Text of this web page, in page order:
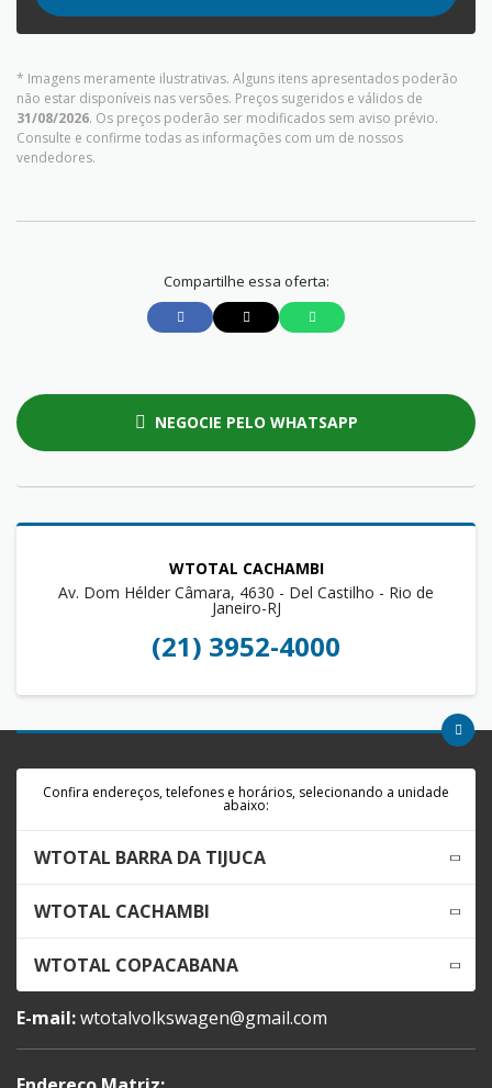
* Imagens meramente ilustrativas. Alguns itens apresentados poderão
não estar disponíveis nas versões. Preços sugeridos e válidos de
31/08/2026. Os preços poderão ser modificados sem aviso prévio.
Consulte e confirme todas as informações com um de nossos
vendedores.
Compartilhe essa oferta:
NEGOCIE PELO WHATSAPP
WTOTAL CACHAMBI
Av. Dom Hélder Câmara, 4630 - Del Castilho - Rio de
Janeiro-RJ
(21) 3952-4000
Confira endereços, telefones e horários, selecionando a unidade
abaixo:
WTOTAL BARRA DA TIJUCA
WTOTAL CACHAMBI
WTOTAL COPACABANA
E-mail:wtotalvolkswagen@gmail.com